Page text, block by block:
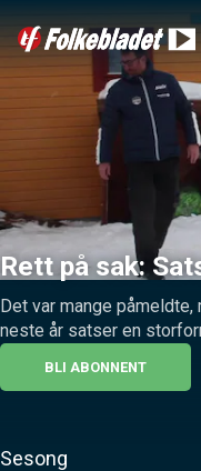
Rett på sak:
Det var mange
neste år satser en
BLI ABONNENT
Sesong